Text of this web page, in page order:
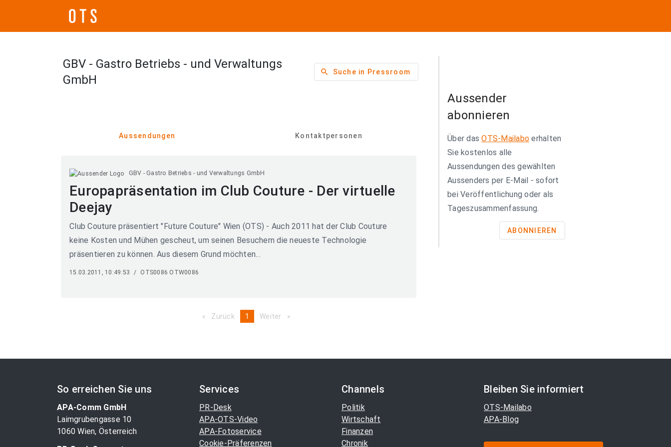
GBV - Gastro Betriebs - und Verwaltungs
GmbH
search Suche in Pressroom
Aussendungen Kontaktpersonen
GBV - Gastro Betriebs - und Verwaltungs GmbH
Europapräsentation im Club Couture - Der virtuelle
Deejay
Club Couture präsentiert "Future Couture" Wien (OTS) - Auch 2011 hat der Club Couture
keine Kosten und Mühen gescheut, um seinen Besuchern die neueste Technologie
präsentieren zu können. Aus diesem Grund möchten...
15.03.2011, 10:49:53 / OTS0086 OTW0086
Zurück pageYou're
1 Weiter page
Aussender
abonnieren
Über dasOTS-Mailabo erhalten
Sie kostenlos alle
Aussendungen des gewählten
Aussenders per E-Mail - sofort
bei Veröffentlichung oder als
Tageszusammenfassung.
ABONNIEREN
So erreichen Sie uns
APA-Comm GmbH
Laimgrubengasse 10
1060 Wien, Österreich
Services
PR-Desk
APA-OTS-Video
APA-Fotoservice
Cookie-Präferenzen
Channels
Politik
Wirtschaft
Finanzen
Chronik
Bleiben Sie informiert
OTS-Mailabo
APA-Blog